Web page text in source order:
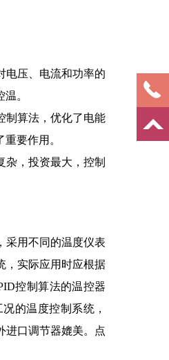
压、电流和功率的
。
算法，优化了电能
要作用。
，投资最大，控制
采用不同的温度仪表
，实际应用时应根据
控制算法的温控器
的温度控制系统，
进口调节器媲美。点